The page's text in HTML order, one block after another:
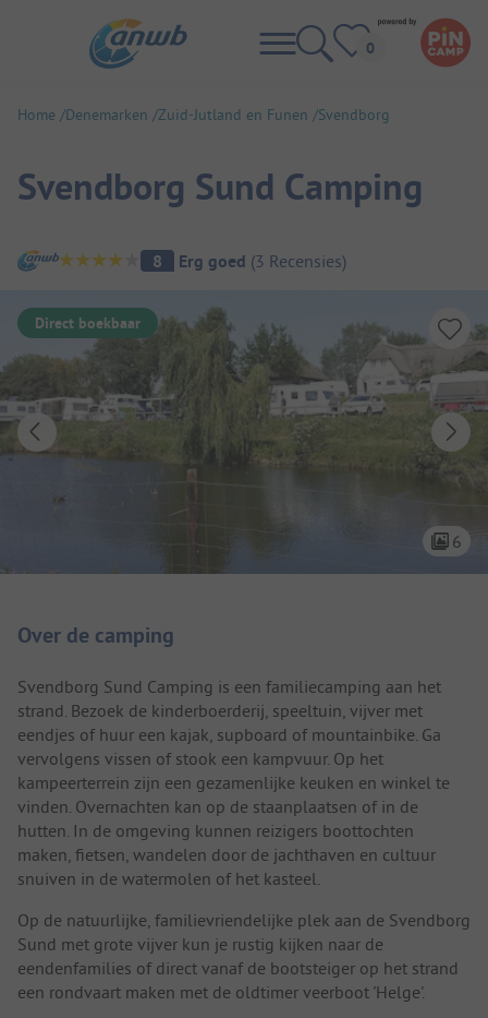
Home Denemarken Zuid-Jutland en Funen Svendborg
Svendborg Sund Camping
Camping overzicht
8 Erg goed (3 Recensies)
Direct boekbaar
6
Over de camping
Svendborg Sund Camping is een familiecamping aan het
strand. Bezoek de kinderboerderij, speeltuin, vijver met
eendjes of huur een kajak, supboard of mountainbike. Ga
vervolgens vissen of stook een kampvuur. Op het
kampeerterrein zijn een gezamenlijke keuken en winkel te
vinden. Overnachten kan op de staanplaatsen of in de
hutten. In de omgeving kunnen reizigers boottochten
maken, fietsen, wandelen door de jachthaven en cultuur
snuiven in de watermolen of het kasteel.
Op de natuurlijke, familievriendelijke plek aan de Svendborg
Sund met grote vijver kun je rustig kijken naar de
eendenfamilies of direct vanaf de bootsteiger op het strand
een rondvaart maken met de oldtimer veerboot 'Helge'.